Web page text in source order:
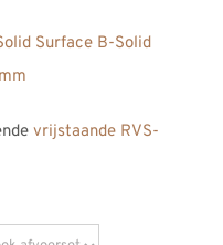
Surface B-Solid
vrijstaande RVS-